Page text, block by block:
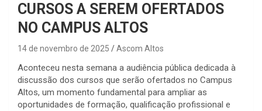
CURSOS A SEREM OFERTADOS
NO CAMPUS ALTOS
14 de novembro de 2025 Ascom Altos
Aconteceu nesta semana a audiência pública dedicada à
discussão dos cursos que serão ofertados no Campus
Altos, um momento fundamental para ampliar as
oportunidades de formação, qualificação profissional e